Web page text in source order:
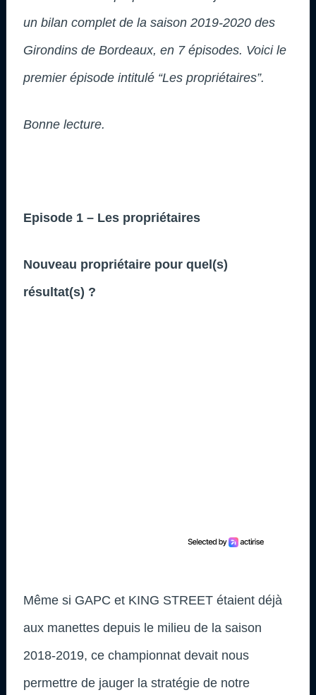
un bilan complet de la saison 2019-2020 des
Girondins de Bordeaux, en 7 épisodes. Voici le
premier épisode intitulé “Les propriétaires”.
Bonne lecture.
Episode 1 – Les propriétaires
Nouveau propriétaire pour quel(s)
résultat(s) ?
Même si GAPC et KING STREET étaient déjà
aux manettes depuis le milieu de la saison
2018-2019, ce championnat devait nous
permettre de jauger la stratégie de notre